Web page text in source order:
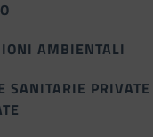
AMBIENTALI
SANITARIE PRIVATE